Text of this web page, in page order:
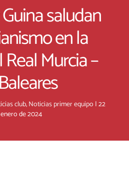
saludan
en la
Murcia –
club,Noticias primer equipo |22
de 2024